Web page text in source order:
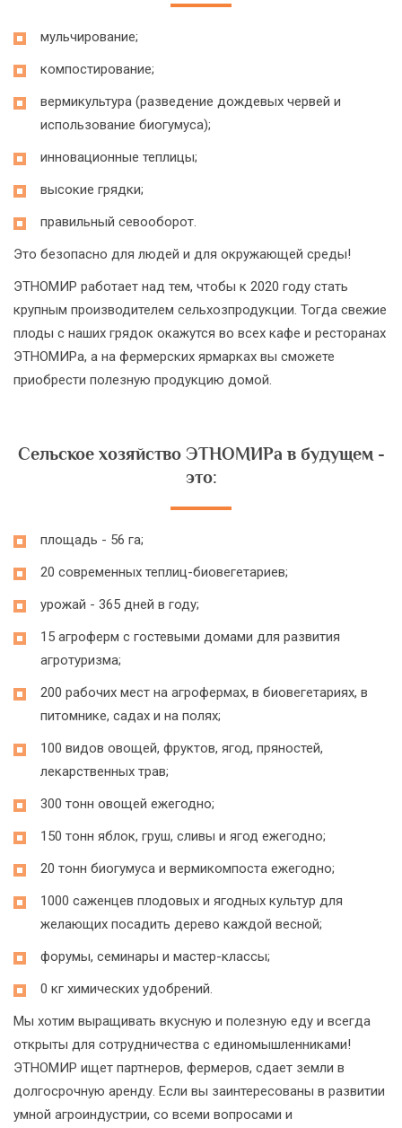
мульчирование;
компостирование;
вермикультура (разведение дождевых червей и
использование биогумуса);
инновационные теплицы;
высокие грядки;
правильный севооборот.
Это безопасно для людей и для окружающей среды!
ЭТНОМИР работает над тем, чтобы к 2020 году стать
крупным производителем сельхозпродукции. Тогда свежие
плоды с наших грядок окажутся во всех кафе и ресторанах
ЭТНОМИРа, а на фермерских ярмарках вы сможете
приобрести полезную продукцию домой.
Сельское хозяйство ЭТНОМИРа в будущем -
это:
площадь - 56 га;
20 современных теплиц-биовегетариев;
урожай - 365 дней в году;
15 агроферм с гостевыми домами для развития
агротуризма;
200 рабочих мест на агрофермах, в биовегетариях, в
питомнике, садах и на полях;
100 видов овощей, фруктов, ягод, пряностей,
лекарственных трав;
300 тонн овощей ежегодно;
150 тонн яблок, груш, сливы и ягод ежегодно;
20 тонн биогумуса и вермикомпоста ежегодно;
1000 саженцев плодовых и ягодных культур для
желающих посадить дерево каждой весной;
форумы, семинары и мастер-классы;
0 кг химических удобрений.
Мы хотим выращивать вкусную и полезную еду и всегда
открыты для сотрудничества с единомышленниками!
ЭТНОМИР ищет партнеров, фермеров, сдает земли в
долгосрочную аренду. Если вы заинтересованы в развитии
умной агроиндустрии, со всеми вопросами и